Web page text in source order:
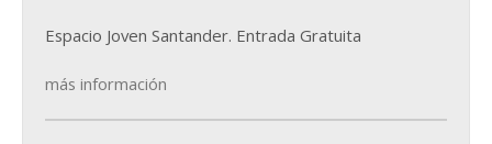
Espacio Joven Santander. Entrada Gratuita
más información